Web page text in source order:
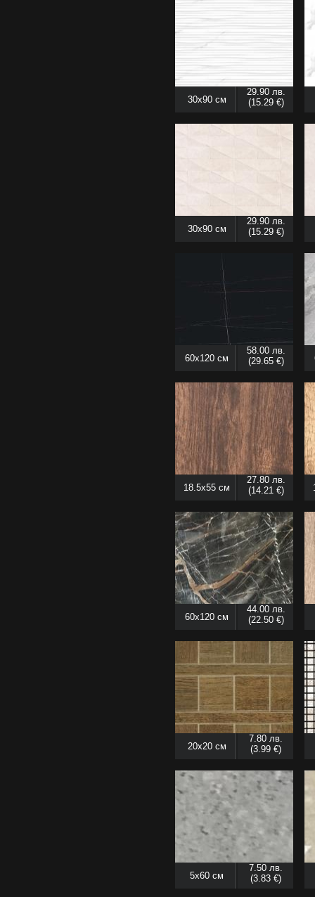
30x90 см
29.90 лв.
(15.29 €)
30x90 см
29.90 лв.
(15.29 €)
60x120 см
58.00 лв.
(29.65 €)
18.5x55 см
27.80 лв.
(14.21 €)
60x120 см
44.00 лв.
(22.50 €)
20x20 см
7.80 лв.
(3.99 €)
5x60 см
7.50 лв.
(3.83 €)